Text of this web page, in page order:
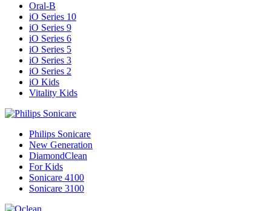
Oral-B
iO Series 10
iO Series 9
iO Series 6
iO Series 5
iO Series 3
iO Series 2
iO Kids
Vitality Kids
Philips Sonicare
New Generation
DiamondClean
For Kids
Sonicare 4100
Sonicare 3100